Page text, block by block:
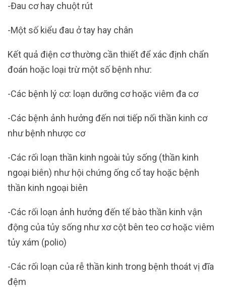
-Đau cơ hay chuột rút
-Một số kiểu đau ở tay hay chân
Kết quả điện cơ thường cần thiết để xác định chẩn
đoán hoặc loại trừ một số bệnh như:
-Các bệnh lý cơ: loạn dưỡng cơ hoặc viêm đa cơ
-Các bệnh ảnh hưởng đến nơi tiếp nối thần kinh cơ
như bệnh nhược cơ
-Các rối loạn thần kinh ngoài tủy sống (thần kinh
ngoại biên) như hội chứng ống cổ tay hoặc bệnh
thần kinh ngoại biên
-Các rối loạn ảnh hưởng đến tế bào thần kinh vận
động của tủy sống như xơ cột bên teo cơ hoặc viêm
tủy xám (polio)
-Các rối loạn của rễ thần kinh trong bệnh thoát vị đĩa
đệm